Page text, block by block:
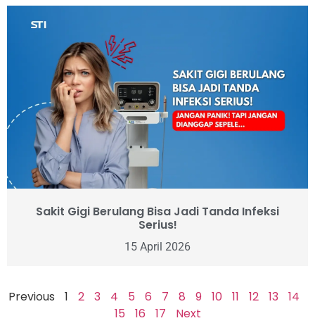
Sakit Gigi Berulang Bisa Jadi Tanda Infeksi
Serius!
15 April 2026
Previous 1 2 3 4 5 6 7 8 9 10 11 12 13
14
15
16 17 Next